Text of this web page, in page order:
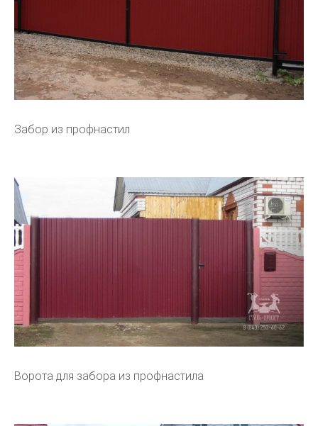
Забор из профнастил
Ворота для забора из профнастила